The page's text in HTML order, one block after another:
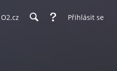
O2.cz Přihlásit se